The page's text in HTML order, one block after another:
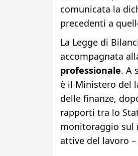
comunicata la
precedenti a
La Legge di
accompagnata
professionale. A
è il Ministero del
delle finanze,
rapporti tra lo
monitoraggio sul
attive del lavoro –